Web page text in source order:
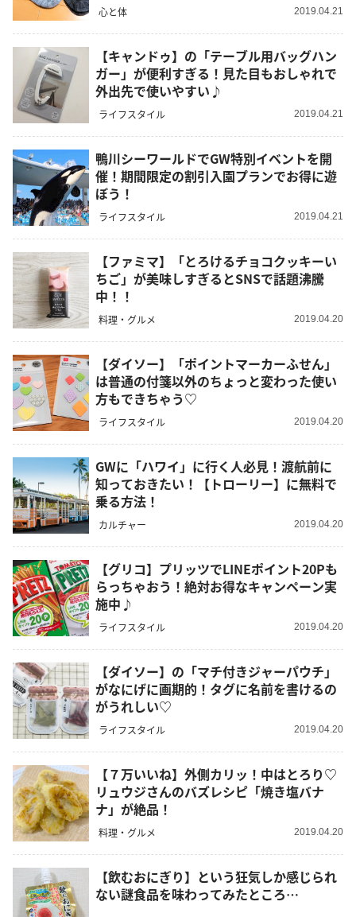
心と体 2019.04.21
【キャンドゥ】の「テーブル用バッグハン
ガー」が便利すぎる！見た目もおしゃれで
外出先で使いやすい♪
ライフスタイル 2019.04.21
鴨川シーワールドでGW特別イベントを開
催！期間限定の割引入園プランでお得に遊
ぼう！
ライフスタイル 2019.04.21
【ファミマ】「とろけるチョコクッキーい
ちご」が美味しすぎるとSNSで話題沸騰
中！！
料理・グルメ 2019.04.20
【ダイソー】「ポイントマーカーふせん」
は普通の付箋以外のちょっと変わった使い
方もできちゃう♡
ライフスタイル 2019.04.20
GWに「ハワイ」に行く人必見！渡航前に
知っておきたい！【トローリー】に無料で
乗る方法！
カルチャー 2019.04.20
【グリコ】プリッツでLINEポイント20Pも
らっちゃおう！絶対お得なキャンペーン実
施中♪
ライフスタイル 2019.04.20
【ダイソー】の「マチ付きジャーパウチ」
がなにげに画期的！タグに名前を書けるの
がうれしい♡
ライフスタイル 2019.04.20
【７万いいね】外側カリッ！中はとろり♡
リュウジさんのバズレシピ「焼き塩バナ
ナ」が絶品！
料理・グルメ 2019.04.20
【飲むおにぎり】という狂気しか感じられ
ない謎食品を味わってみたところ…